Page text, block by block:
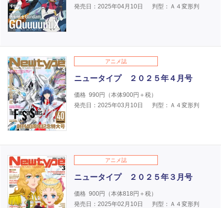
発売日：2025年04月10日
判型：Ａ４変形判
アニメ誌
ニュータイプ ２０２５年４月号
価格 990円（本体900円＋税）
発売日：2025年03月10日
判型：Ａ４変形判
アニメ誌
ニュータイプ ２０２５年３月号
価格 900円（本体818円＋税）
発売日：2025年02月10日
判型：Ａ４変形判